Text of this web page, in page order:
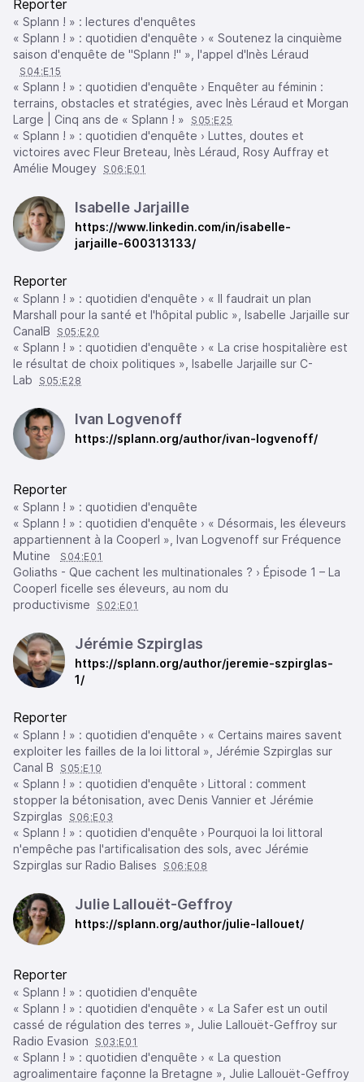
Reporter
« Splann ! » : lectures d'enquêtes
« Splann ! » : quotidien d'enquête › « Soutenez la cinquième
saison d'enquête de "Splann !" », l'appel d'Inès Léraud
S04:E15
« Splann ! » : quotidien d'enquête › Enquêter au féminin :
terrains, obstacles et stratégies, avec Inès Léraud et Morgan
Large | Cinq ans de « Splann ! »
S05:E25
« Splann ! » : quotidien d'enquête › Luttes, doutes et
victoires avec Fleur Breteau, Inès Léraud, Rosy Auffray et
Amélie Mougey
S06:E01
Isabelle Jarjaille
https://www.linkedin.com/in/isabelle-
jarjaille-600313133/
Reporter
« Splann ! » : quotidien d'enquête › « Il faudrait un plan
Marshall pour la santé et l'hôpital public », Isabelle Jarjaille sur
CanalB
S05:E20
« Splann ! » : quotidien d'enquête › « La crise hospitalière est
le résultat de choix politiques », Isabelle Jarjaille sur C-
Lab
S05:E28
Ivan Logvenoff
https://splann.org/author/ivan-logvenoff/
Reporter
« Splann ! » : quotidien d'enquête
« Splann ! » : quotidien d'enquête › « Désormais, les éleveurs
appartiennent à la Cooperl », Ivan Logvenoff sur Fréquence
Mutine
S04:E01
Goliaths - Que cachent les multinationales ? › Épisode 1 – La
Cooperl ficelle ses éleveurs, au nom du
productivisme
S02:E01
Jérémie Szpirglas
https://splann.org/author/jeremie-szpirglas-
1/
Reporter
« Splann ! » : quotidien d'enquête › « Certains maires savent
exploiter les failles de la loi littoral », Jérémie Szpirglas sur
Canal B
S05:E10
« Splann ! » : quotidien d'enquête › Littoral : comment
stopper la bétonisation, avec Denis Vannier et Jérémie
Szpirglas
S06:E03
« Splann ! » : quotidien d'enquête › Pourquoi la loi littoral
n'empêche pas l'artificalisation des sols, avec Jérémie
Szpirglas sur Radio Balises
S06:E08
Julie Lallouët-Geffroy
https://splann.org/author/julie-lallouet/
Reporter
« Splann ! » : quotidien d'enquête
« Splann ! » : quotidien d'enquête › « La Safer est un outil
cassé de régulation des terres », Julie Lallouët-Geffroy sur
Radio Evasion
S03:E01
« Splann ! » : quotidien d'enquête › « La question
agroalimentaire façonne la Bretagne », Julie Lallouët-Geffroy